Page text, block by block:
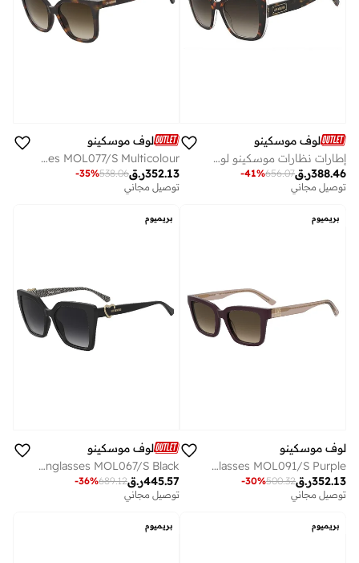
لوف موسكينو
إطارات نظارات موسكينو لوف مستطيلة
ر.ق388.46
656.07
-41%
توصيل مجاني
لوف موسكينو
MOSCHINO LOVE Sunglasses MOL077/S Multicolour
ر.ق352.13
538.06
-35%
توصيل مجاني
بريميوم
لوف موسكينو
MOSCHINO LOVE Sunglasses MOL091/S Purple
ر.ق352.13
500.32
-30%
توصيل مجاني
بريميوم
لوف موسكينو
MOSCHINO LOVE Sunglasses MOL067/S Black
ر.ق445.57
689.12
-36%
توصيل مجاني
بريميوم بريميوم